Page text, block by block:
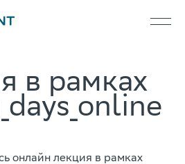
в рамках
онлайн лекция в рамках